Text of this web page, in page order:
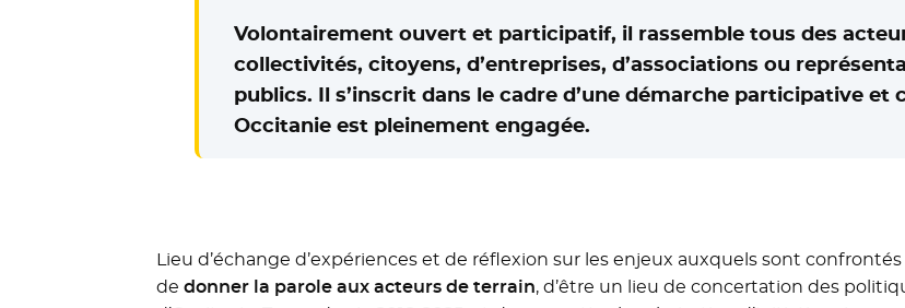
Volontairement ouvert et participatif, il rassemble tous des
collectivités, citoyens, d’entreprises, d’associations ou
publics. Il s’inscrit dans le cadre d’une démarche participative et
Occitanie est pleinement engagée.
Lieu d’échange d’expériences et de réflexion sur les enjeux auxquels sont
de donner la parole aux acteurs de terrain, d’être un lieu de concertation des